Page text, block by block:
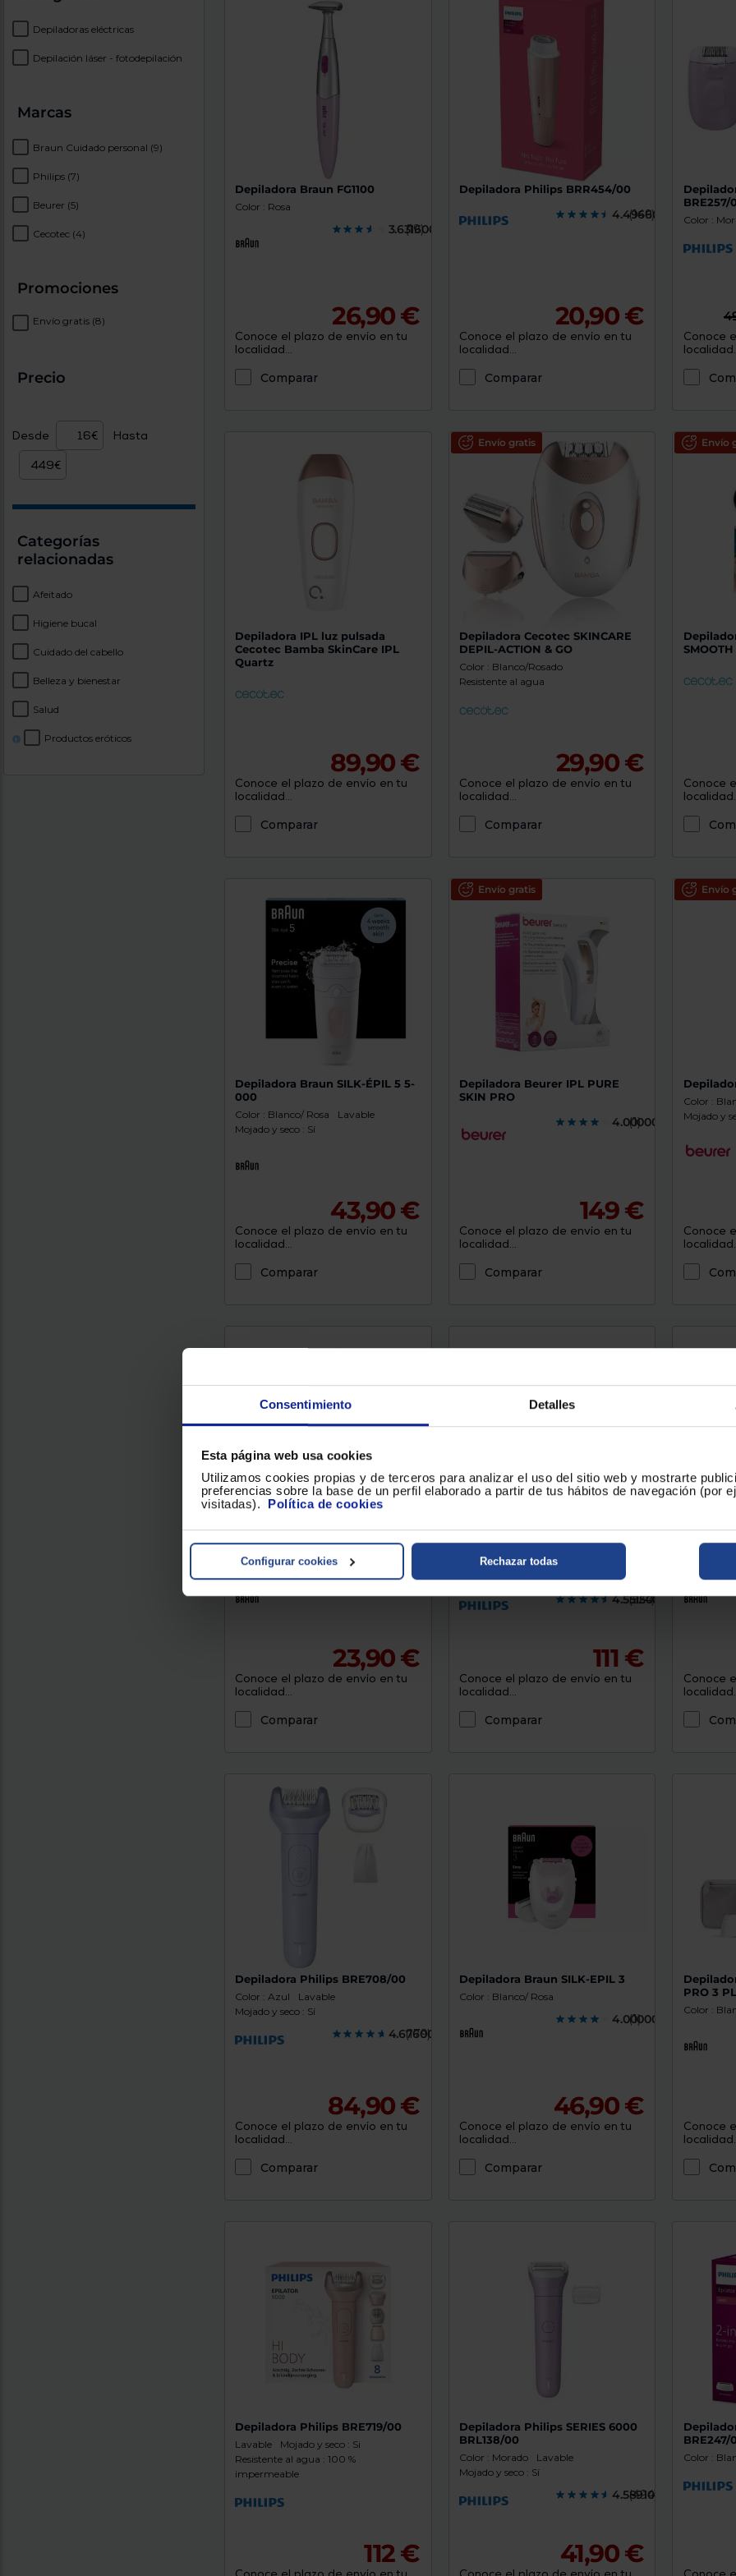
Consentimiento Detalles
Esta página web usa cookies
Utilizamos cookies propias y de terceros para analizar el uso del sitio web y mostrarte
preferencias sobre la base de un perfil elaborado a partir de tus hábitos de navegación (por
visitadas). Política de cookies
Rechazar todas
Configurar cookies
Depiladoras eléctricas
Depilación láser - fotodepilación
Marcas
Braun Cuidado personal (9)
Philips (7)
Beurer (5)
Cecotec (4)
Promociones
Envío gratis (8)
Precio
Desde Hasta
Categorías
relacionadas
Afeitado
Higiene bucal
Cuidado del cabello
Belleza y bienestar
Salud
! Productos eróticos
Depiladora Braun FG1100
Color : Rosa
3.6316000
(19)
26,90 €
Conoce el plazo de envío en tu
localidad...
Comparar
Depiladora Philips BRR454/00
4.4966000
(149)
20,90 €
Conoce el plazo de envío en tu
localidad...
Comparar
BRE257/
Color :
Conoce
Depiladora IPL luz pulsada
Cecotec Bamba SkinCare IPL
Quartz
89,90 €
Conoce el plazo de envío en tu
localidad...
Comparar
Envío gratis
Depiladora Cecotec SKINCARE
DEPIL-ACTION & GO
Color : Blanco/Rosado
Resistente al agua
29,90 €
Conoce el plazo de envío en tu
localidad...
Comparar
Envío
SMOOTH
Conoce
Depiladora Braun SILK-ÉPIL 5 5-
000
Color : Blanco/ Rosa
Lavable
Mojado y seco : Sí
43,90 €
Conoce el plazo de envío en tu
localidad...
Comparar
Envío gratis
Depiladora Beurer IPL PURE
SKIN PRO
4.0000000
(1)
149 €
Conoce el plazo de envío en tu
localidad...
Comparar
Envío
Color :
Mojado y
Conoce
Depiladora nariz Braun Exact
Series EN 10
Color : Plateado Mojado y seco
23,90 €
Conoce el plazo de envío en tu
localidad...
Comparar
Depiladora Philips SERIE 8000
BRE740/10
Color : Blanco
Mojado y seco
Resistente al agua
4.5515000
(524)
111 €
Conoce el plazo de envío en tu
localidad...
Comparar
Conoce
Depiladora Philips BRE708/00
Color : Azul
Lavable
Mojado y seco : Sí
4.6760000
(179)
84,90 €
Conoce el plazo de envío en tu
localidad...
Comparar
Depiladora Braun SILK-EPIL 3
Color : Blanco/ Rosa
4.0000000
(1)
46,90 €
Conoce el plazo de envío en tu
localidad...
Comparar
PRO 3
Color :
Conoce
Depiladora Philips BRE719/00
Lavable
Mojado y seco : Si
Resistente al agua : 100 %
impermeable
112 €
Depiladora Philips SERIES 6000
BRL138/00
Color : Morado
Lavable
Mojado y seco : Sí
4.5891000
(494)
41,90 €
BRE247/
Color :